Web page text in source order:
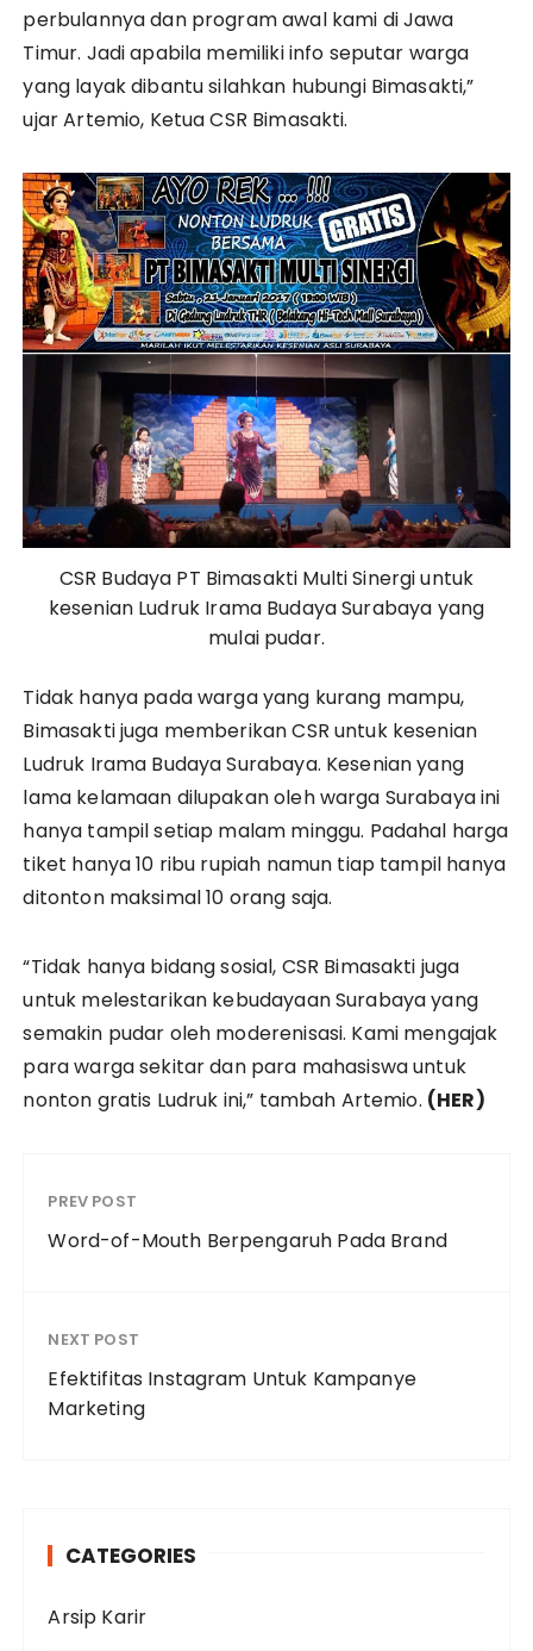
perbulannya dan program awal kami di Jawa
Timur. Jadi apabila memiliki info seputar warga
yang layak dibantu silahkan hubungi Bimasakti,”
ujar Artemio, Ketua CSR Bimasakti.
CSR Budaya PT Bimasakti Multi Sinergi untuk
kesenian Ludruk Irama Budaya Surabaya yang
mulai pudar.
Tidak hanya pada warga yang kurang mampu,
Bimasakti juga memberikan CSR untuk kesenian
Ludruk Irama Budaya Surabaya. Kesenian yang
lama kelamaan dilupakan oleh warga Surabaya ini
hanya tampil setiap malam minggu. Padahal harga
tiket hanya 10 ribu rupiah namun tiap tampil hanya
ditonton maksimal 10 orang saja.
“Tidak hanya bidang sosial, CSR Bimasakti juga
untuk melestarikan kebudayaan Surabaya yang
semakin pudar oleh moderenisasi. Kami mengajak
para warga sekitar dan para mahasiswa untuk
nonton gratis Ludruk ini,” tambah Artemio. (HER)
PREV POST
Word-of-Mouth Berpengaruh Pada Brand
NEXT POST
Efektifitas Instagram Untuk Kampanye
Marketing
CATEGORIES
Arsip Karir